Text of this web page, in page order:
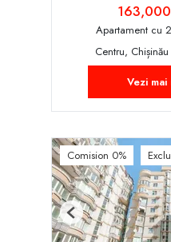
Apartament cu
Centru, Chișinău
Vezi
Comision 0%
Previous